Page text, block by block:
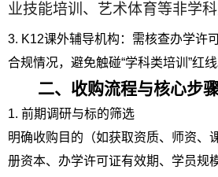
业技能培训、艺术体育等非学科
3. K12课外辅导机构：需核查办学许
合规情况，避免触碰“学科类培训”红线
二、收购流程与核心步
1. 前期调研与标的筛选
明确收购目的（如获取资质、师资、
册资本、办学许可证有效期、学员规